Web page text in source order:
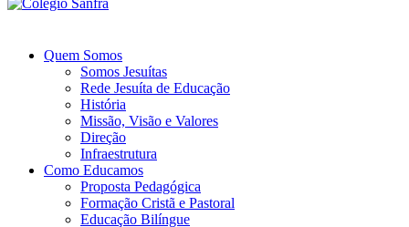
Quem Somos
Somos Jesuítas
Rede Jesuíta de Educação
História
Missão, Visão e Valores
Direção
Infraestrutura
Como Educamos
Proposta Pedagógica
Formação Cristã e Pastoral
Educação Bilíngue